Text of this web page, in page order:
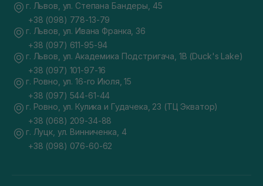
г. Львов, ул. Степана Бандеры, 45
+38 (098) 778-13-79
г. Львов, ул. Ивана Франка, 36
+38 (097) 611-95-94
г. Львов, ул. Академика Подстригача, 1В (Duck's Lake)
+38 (097) 101-97-16
г. Ровно, ул. 16-го Июля, 15
+38 (097) 544-61-44
г. Ровно, ул. Кулика и Гудачека, 23 (ТЦ Экватор)
+38 (068) 209-34-88
г. Луцк, ул. Винниченка, 4
+38 (098) 076-60-62